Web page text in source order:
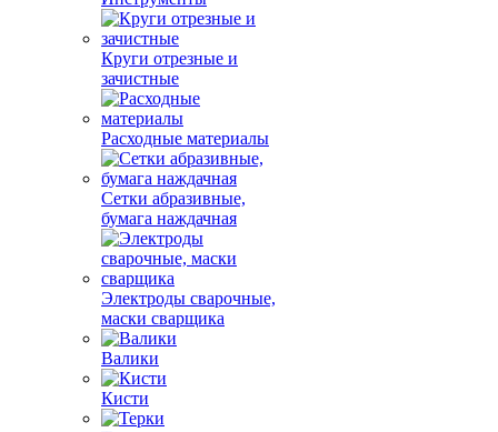
Круги отрезные и
зачистные
Расходные материалы
Сетки абразивные,
бумага наждачная
Электроды сварочные,
маски сварщика
Валики
Кисти